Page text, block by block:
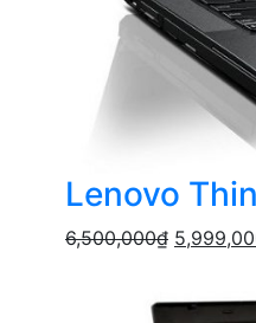
Lenovo
6,500,000₫